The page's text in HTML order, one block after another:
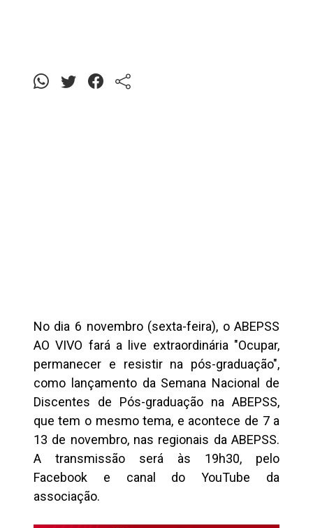
No dia 6 novembro (sexta-feira), o ABEPSS
AO VIVO fará a live extraordinária "Ocupar,
permanecer e resistir na pós-graduação",
como lançamento da Semana Nacional de
Discentes de Pós-graduação na ABEPSS,
que tem o mesmo tema, e acontece de 7 a
13 de novembro, nas regionais da ABEPSS.
A transmissão será às 19h30, pelo
Facebook e canal do YouTube da
associação.